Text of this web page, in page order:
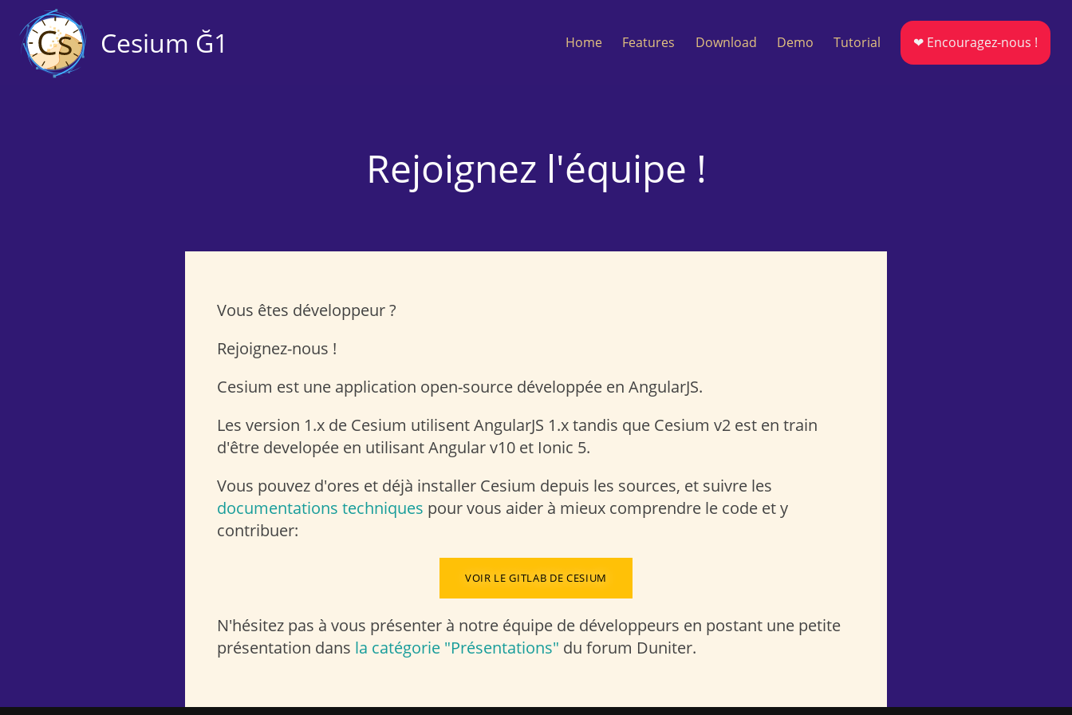
Cesium Ğ1 Home Features Download Demo Tutorial ❤ Encouragez-nous !
Rejoignez l'équipe !
Vous êtes développeur ?
Rejoignez-nous !
Cesium est une application open-source développée en AngularJS.
Les version 1.x de Cesium utilisent AngularJS 1.x tandis que Cesium v2 est en train
d'être developée en utilisant Angular v10 et Ionic 5.
Vous pouvez d'ores et déjà installer Cesium depuis les sources, et suivre les
documentations techniques pour vous aider à mieux comprendre le code et y
contribuer:
VOIR LE GITLAB DE CESIUM
N'hésitez pas à vous présenter à notre équipe de développeurs en postant une petite
présentation dans la catégorie "Présentations" du forum Duniter.